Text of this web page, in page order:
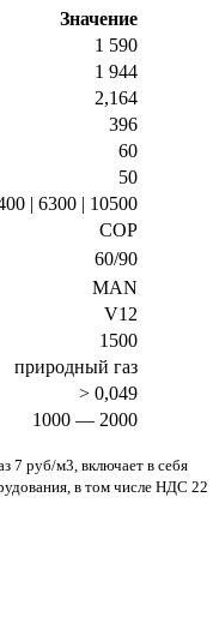
Значение
1 590
1 944
2,164
396
60
50
| 6300 | 10500
COP
60/90
MAN
V12
1500
природный газ
> 0,049
1000 — 2000
7 руб/м3, включает в себя
в том числе НДС 22